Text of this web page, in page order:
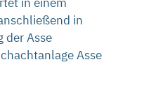
in
der Asse
Asse